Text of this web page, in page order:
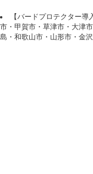
【バードプロテクター
市・甲賀市・草津市・大津
島・和歌山市・山形市・金